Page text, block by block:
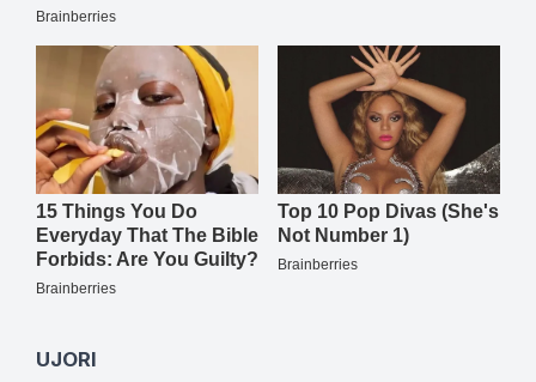
UJORI